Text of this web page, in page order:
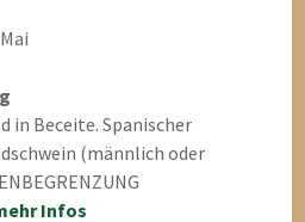
in Beceite. Spanischer
(männlich oder
Infos